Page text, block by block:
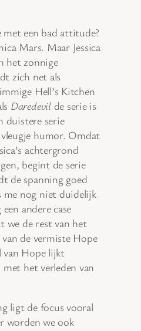
met een bad attitude?
Mars. Maar Jessica
het zonnige
zich net als
Hell’s Kitchen
Daredevilde serie is
duistere serie
humor. Omdat
achtergrond
begint de serie
de spanning goed
nog niet duidelijk
andere case
we de rest van het
de vermiste Hope
van Hope lijkt
het verleden van
ligt de focus vooral
worden we ook